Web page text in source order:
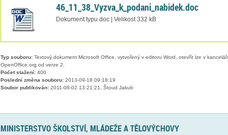
46_11_38_Vyzva_k_podani_nabidek.doc
Dokument typu doc | Velikost 332 kB
Typ souboru:Textový dokument Microsoft Office, vytvořený v editoru Word, otevřít lze v
OpenOffice.org od verze 2.
Počet stažení:400
Poslední změna souboru:2013-09-18 09:18:19
Soubor publikován:2011-08-02 13:21:21, Štoud Jakub
MINISTERSTVO ŠKOLSTVÍ, MLÁDEŽE A TĚLOVÝCHOVY